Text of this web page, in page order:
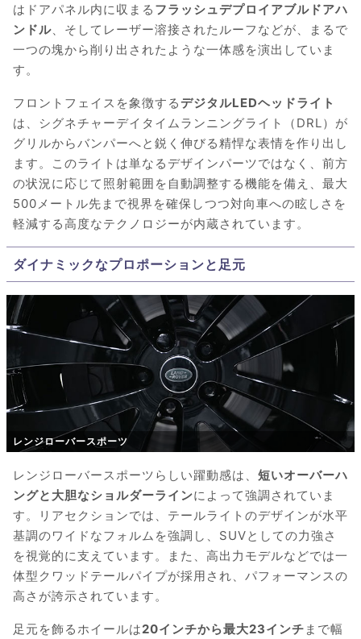
はドアパネル内に収まる フラッシュデプロイアブルドアハ
ンドル、そしてレーザー溶接されたルーフなどが、まるで
一つの塊から削り出されたような一体感を演出していま
す。
フロントフェイスを象徴するデジタルLEDヘッドライト
は、シグネチャーデイタイムランニングライト（DRL）が
グリルからバンパーへと鋭く伸びる精悍な表情を作り出し
ます。このライトは単なるデザインパーツではなく、前方
の状況に応じて照射範囲を自動調整する機能を備え、最大
500メートル先まで視界を確保しつつ対向車への眩しさを
軽減する高度なテクノロジーが内蔵されています。
ダイナミックなプロポーションと足元
レンジローバースポーツ
レンジローバースポーツらしい躍動感は、 短いオーバーハ
ングと大胆なショルダーラインによって強調されていま
す。リアセクションでは、テールライトのデザインが水平
基調のワイドなフォルムを強調し、SUVとしての力強さ
を視覚的に支えています。また、高出力モデルなどでは一
体型クワッドテールパイプが採用され、パフォーマンスの
高さが誇示されています。
足元を飾るホイールは20インチから最大23インチ まで幅